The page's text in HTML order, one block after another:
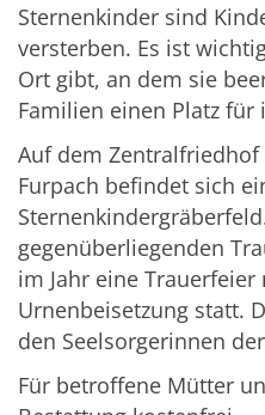
Sternenkinder sind
versterben. Es ist
Ort gibt, an dem sie
Familien einen Platz für
Auf dem
Furpach befindet sich
gegenüberliegenden
im Jahr eine
Urnenbeisetzung statt.
den Seelsorgerinnen
Für betroffene Mütter